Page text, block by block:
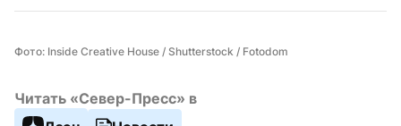
Фото: Inside Creative House / Shutterstock / Fotodom
Читать «Север-Пресс» в